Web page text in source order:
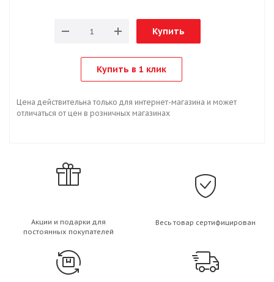
Купить
Купить в 1 клик
Цена действительна только для интернет-магазина и может
отличаться от цен в розничных магазинах
Акции и подарки для
постоянных покупателей
Весь товар сертифицирован